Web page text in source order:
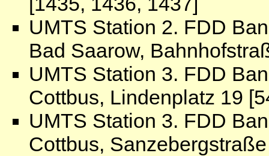
UMTS Station 2. FDD
Bad Saarow,
UMTS Station 3. FDD
Cottbus, Lindenplatz 19
UMTS Station 3. FDD
Cottbus,